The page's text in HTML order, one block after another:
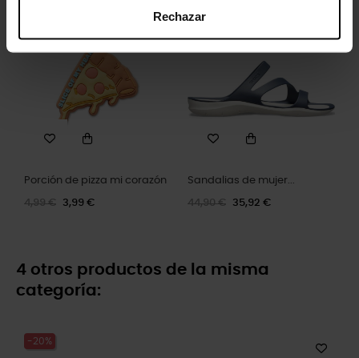
Rechazar
Porción de pizza mi corazón
4,99 € 3,99 €
Sandalias de mujer...
44,90 € 35,92 €
4 otros productos de la misma
categoría:
-20%